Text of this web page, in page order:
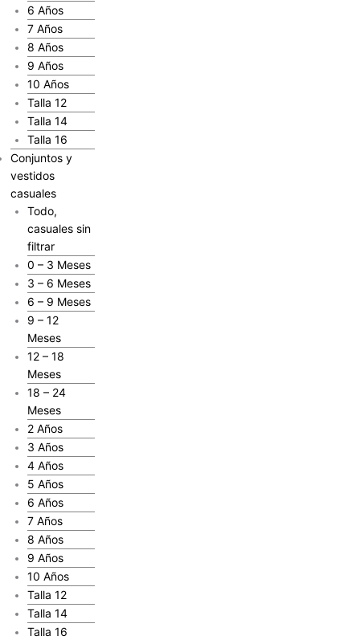
6 Años
7 Años
8 Años
9 Años
10 Años
Talla 12
Talla 14
Talla 16
Conjuntos y
vestidos
casuales
Todo,
casuales sin
filtrar
0 – 3 Meses
3 – 6 Meses
6 – 9 Meses
9 – 12
Meses
12 – 18
Meses
18 – 24
Meses
2 Años
3 Años
4 Años
5 Años
6 Años
7 Años
8 Años
9 Años
10 Años
Talla 12
Talla 14
Talla 16